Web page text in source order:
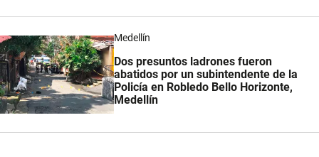
Medellín
Dos presuntos ladrones fueron
abatidos por un subintendente de la
Policía en Robledo Bello Horizonte,
Medellín